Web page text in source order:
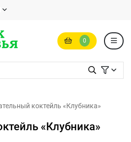
0
коктейль «Клубника»
«Клубника»